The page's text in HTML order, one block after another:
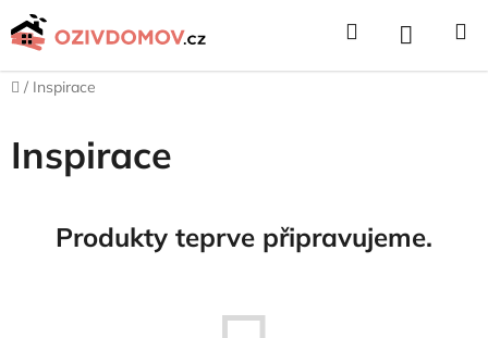
Přejít
na
Hledat NÁKUPNÍ
KOŠÍK
Domů
/ Inspirace
Inspirace
Produkty teprve připravujeme.